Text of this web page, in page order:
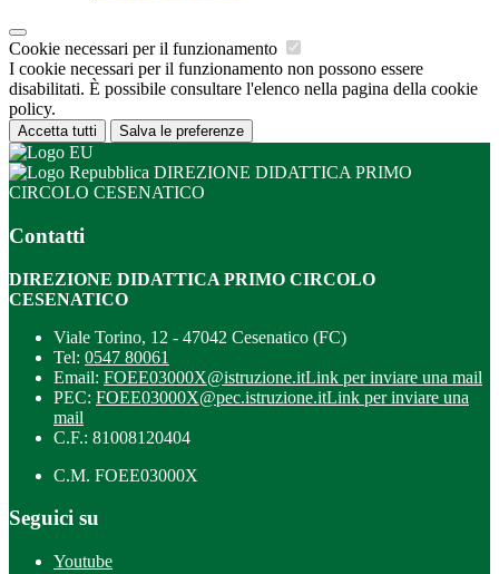
Cookie necessari per il funzionamento
I cookie necessari per il funzionamento non possono essere
disabilitati. È possibile consultare l'elenco nella pagina della cookie
policy.
Accetta tutti Salva le preferenze
DIREZIONE DIDATTICA PRIMO
CIRCOLO CESENATICO
Contatti
DIREZIONE DIDATTICA PRIMO CIRCOLO
CESENATICO
Viale Torino, 12 - 47042 Cesenatico (FC)
Tel: 0547 80061
Email: FOEE03000X@istruzione.itLink per inviare una mail
PEC: FOEE03000X@pec.istruzione.itLink per inviare una
mail
C.F.: 81008120404
C.M. FOEE03000X
Seguici su
Youtube